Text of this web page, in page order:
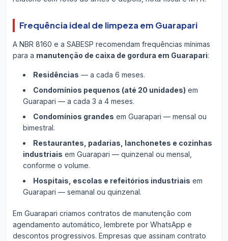
Frequência ideal de limpeza em Guarapari
A NBR 8160 e a SABESP recomendam frequências mínimas
para a manutenção de caixa de gordura em Guarapari:
Residências — a cada 6 meses.
Condomínios pequenos (até 20 unidades) em
Guarapari — a cada 3 a 4 meses.
Condomínios grandes em Guarapari — mensal ou
bimestral.
Restaurantes, padarias, lanchonetes e cozinhas
industriais em Guarapari — quinzenal ou mensal,
conforme o volume.
Hospitais, escolas e refeitórios industriais em
Guarapari — semanal ou quinzenal.
Em Guarapari criamos contratos de manutenção com
agendamento automático, lembrete por WhatsApp e
descontos progressivos. Empresas que assinam contrato